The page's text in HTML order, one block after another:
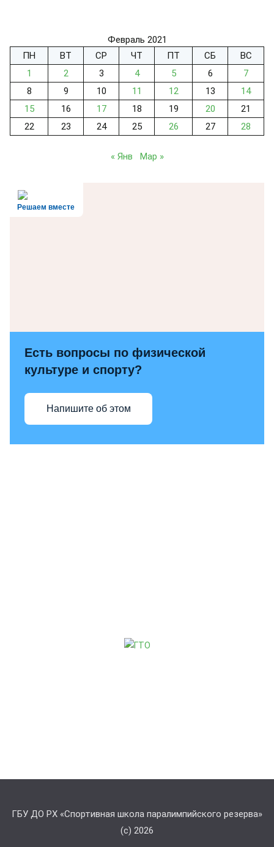
Февраль 2021
ПН
ВТ СР ЧТ ПТ СБ
ВС
1
2 3 4 5 6
7
8
9 10 11 12 13
14
15
16 17 18 19 20
21
22
23 24 25 26 27 28
« Янв Мар »
Решаем вместе
Есть вопросы по физической
культуре и спорту?
Напишите об этом
ГБУ ДО РХ «Спортивная школа паралимпийского резерва»
(с) 2026